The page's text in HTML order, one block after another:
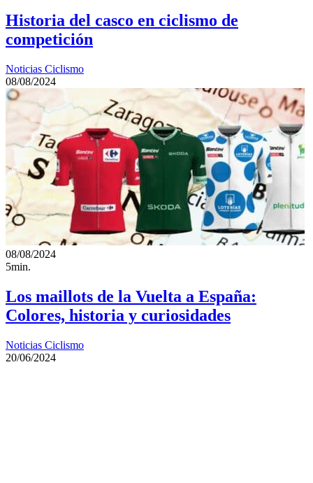
Historia del casco en ciclismo de
competición
Noticias Ciclismo
08/08/2024
08/08/2024
5min.
Los maillots de la Vuelta a España:
Colores, historia y curiosidades
Noticias Ciclismo
20/06/2024